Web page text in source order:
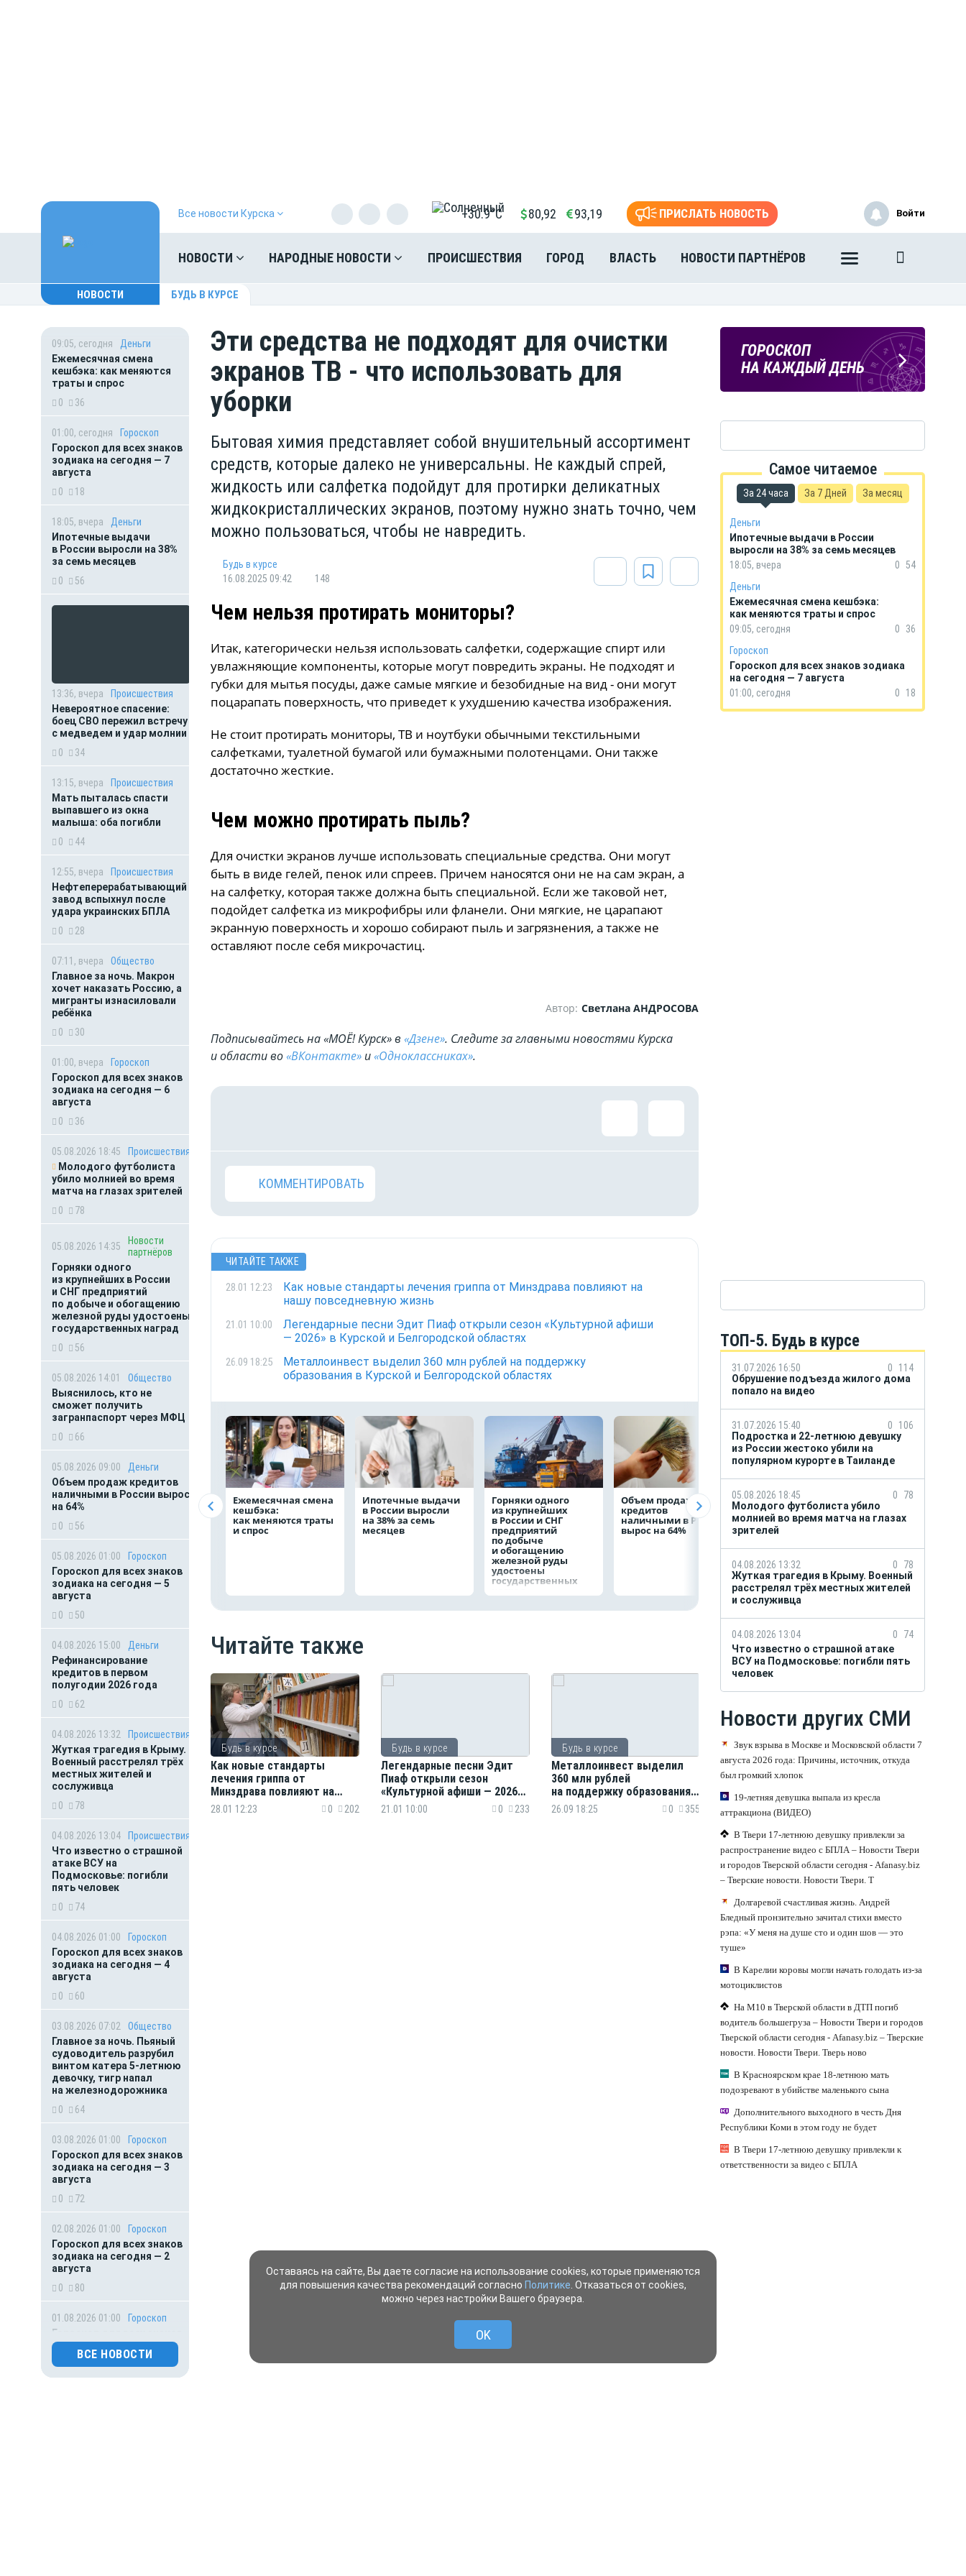
Все новости Курска +30.9°C 80,92 93,19 ПРИСЛАТЬ НОВОСТЬ
НОВОСТИ НАРОДНЫЕ НОВОСТИ ПРОИСШЕСТВИЯ ГОРОД ВЛАСТЬ НОВОСТИ ПАРТНЁРОВ
Войти
НОВОСТИ БУДЬ В КУРСЕ
09:05, сегодня
Деньги
Ежемесячная смена
кешбэка: как меняются
траты и спрос
0
36
01:00, сегодня
Гороскоп
Гороскоп для всех знаков
зодиака на сегодня — 7
августа
0
18
18:05, вчера
Деньги
Ипотечные выдачи
в России выросли на 38%
за семь месяцев
0
56
13:36, вчера
Происшествия
Невероятное спасение:
боец СВО пережил встречу
с медведем и удар молнии
0
34
13:15, вчера
Происшествия
Мать пыталась спасти
выпавшего из окна
малыша: оба погибли
0
44
12:55, вчера
Происшествия
Нефтеперерабатывающий
завод вспыхнул после
удара украинских БПЛА
0
28
07:11, вчера
Общество
Главное за ночь. Макрон
хочет наказать Россию, а
мигранты изнасиловали
ребёнка
0
30
01:00, вчера
Гороскоп
Гороскоп для всех знаков
зодиака на сегодня — 6
августа
0
36
05.08.2026 18:45
Происшествия
Молодого футболиста
убило молнией во время
матча на глазах зрителей
0
78
05.08.2026 14:35
Новости
партнёров
Горняки одного
из крупнейших в России
и СНГ предприятий
по добыче и обогащению
железной руды удостоены
государственных наград
0
56
05.08.2026 14:01
Общество
Выяснилось, кто не
сможет получить
загранпаспорт через МФЦ
0
66
05.08.2026 09:00
Деньги
Объем продаж кредитов
наличными в России вырос
на 64%
0
56
05.08.2026 01:00
Гороскоп
Гороскоп для всех знаков
зодиака на сегодня — 5
августа
0
50
04.08.2026 15:00
Деньги
Рефинансирование
кредитов в первом
полугодии 2026 года
0
62
04.08.2026 13:32
Происшествия
Жуткая трагедия в Крыму.
Военный расстрелял трёх
местных жителей и
сослуживца
0
78
04.08.2026 13:04
Происшествия
Что известно о страшной
атаке ВСУ на
Подмосковье: погибли
пять человек
0
74
04.08.2026 01:00
Гороскоп
Гороскоп для всех знаков
зодиака на сегодня — 4
августа
0
60
03.08.2026 07:02
Общество
Главное за ночь. Пьяный
судоводитель разрубил
винтом катера 5-летнюю
девочку, тигр напал
на железнодорожника
0
64
03.08.2026 01:00
Гороскоп
Гороскоп для всех знаков
зодиака на сегодня — 3
августа
0
72
02.08.2026 01:00
Гороскоп
Гороскоп для всех знаков
зодиака на сегодня — 2
августа
0
80
01.08.2026 01:00
Гороскоп
Гороскоп для всех знаков
зодиака на сегодня — 1
августа
0
94
ВСЕ НОВОСТИ
Эти средства не подходят для очистки
экранов ТВ - что использовать для
уборки
Бытовая химия представляет собой внушительный ассортимент
средств, которые далеко не универсальны. Не каждый спрей,
жидкость или салфетка подойдут для протирки деликатных
жидкокристаллических экранов, поэтому нужно знать точно, чем
можно пользоваться, чтобы не навредить.
Будь в курсе
16.08.2025 09:42
148
Чем нельзя протирать мониторы?
Итак, категорически нельзя использовать салфетки, содержащие спирт или
увлажняющие компоненты, которые могут повредить экраны. Не подходят и
губки для мытья посуды, даже самые мягкие и безобидные на вид - они могут
поцарапать поверхность, что приведет к ухудшению качества изображения.
Не стоит протирать мониторы, ТВ и ноутбуки обычными текстильными
салфетками, туалетной бумагой или бумажными полотенцами. Они также
достаточно жесткие.
Чем можно протирать пыль?
Для очистки экранов лучше использовать специальные средства. Они могут
быть в виде гелей, пенок или спреев. Причем наносятся они не на сам экран, а
на салфетку, которая также должна быть специальной. Если же таковой нет,
подойдет салфетка из микрофибры или фланели. Они мягкие, не царапают
экранную поверхность и хорошо собирают пыль и загрязнения, а также не
оставляют после себя микрочастиц.
Автор: Светлана АНДРОСОВА
Подписывайтесь на «МОЁ! Курск» в «Дзене». Cледите за главными новостями Курска
и области во«ВКонтакте» и«Одноклассниках».
КОММЕНТИРОВАТЬ
ЧИТАЙТЕ ТАКЖЕ
28.01 12:23
Как новые стандарты лечения гриппа от Минздрава повлияют на
нашу повседневную жизнь
21.01 10:00
Легендарные песни Эдит Пиаф открыли сезон «Культурной афиши
— 2026» в Курской и Белгородской областях
26.09 18:25
Металлоинвест выделил 360 млн рублей на поддержку
образования в Курской и Белгородской областях
Ежемесячная смена
кешбэка:
как меняются траты
и спрос
Ипотечные выдачи
в России выросли
на 38% за семь
месяцев
Горняки одного
из крупнейших
в России и СНГ
предприятий
по добыче
и обогащению
железной руды
удостоены
государственных
наград
Объем продаж
кредитов
наличными в России
вырос на 64%
Рефинансирование
кредитов в первом
полугодии 2026 года
ВТБ предоставит
на строительство
Читайте также
Будь в курсе
Как новые стандарты
лечения гриппа от
Минздрава повлияют на
нашу повседневную жизнь
28.01 12:23 0 202
Будь в курсе
Легендарные песни Эдит
Пиаф открыли сезон
«Культурной афиши — 2026»
в Курской и Белгородской
21.01 10:00 0 233
Будь в курсе
Металлоинвест выделил
360 млн рублей
на поддержку образования
в Курской и Белгородской
26.09 18:25 0 355
ПОГОДА
В КУРСКЕ
ГОРОСКОП
НА КАЖДЫЙ ДЕНЬ
Самое читаемое
За 24 часа За 7 Дней За месяц
Деньги
Ипотечные выдачи в России
выросли на 38% за семь месяцев
18:05, вчера
0 54
Деньги
Ежемесячная смена кешбэка:
как меняются траты и спрос
09:05, сегодня
0
36
Гороскоп
Гороскоп для всех знаков зодиака
на сегодня — 7 августа
01:00, сегодня
0 18
ТОП-5. Будь в курсе
31.07.2026 16:50 0
114
Обрушение подъезда жилого дома
попало на видео
31.07.2026 15:40 0
106
Подростка и 22-летнюю девушку
из России жестоко убили на
популярном курорте в Таиланде
05.08.2026 18:45 0
78
Молодого футболиста убило
молнией во время матча на глазах
зрителей
04.08.2026 13:32 0
78
Жуткая трагедия в Крыму. Военный
расстрелял трёх местных жителей
и сослуживца
04.08.2026 13:04 0
74
Что известно о страшной атаке
ВСУ на Подмосковье: погибли пять
человек
Новости других СМИ
Звук взрыва в Москве и Московской области 7
августа 2026 года: Причины, источник, откуда
был громкий хлопок
19-летняя девушка выпала из кресла
аттракциона (ВИДЕО)
В Твери 17-летнюю девушку привлекли за
распространение видео с БПЛА – Новости Твери
и городов Тверской области сегодня - Afanasy.biz
– Тверские новости. Новости Твери. Т
Долгаревой счастливая жизнь. Андрей
Бледный пронзительно зачитал стихи вместо
рэпа: «У меня на душе сто и один шов — это
туше»
В Карелии коровы могли начать голодать из-за
мотоциклистов
На М10 в Тверской области в ДТП погиб
водитель большегруза – Новости Твери и городов
Тверской области сегодня - Afanasy.biz – Тверские
новости. Новости Твери. Тверь ново
В Красноярском крае 18-летнюю мать
подозревают в убийстве маленького сына
Дополнительного выходного в честь Дня
Республики Коми в этом году не будет
В Твери 17-летнюю девушку привлекли к
ответственности за видео с БПЛА
Оставаясь на сайте, Вы даете согласие на использование cookies, которые применяются
для повышения качества рекомендаций согласно Политике . Отказаться от cookies,
можно через настройки Вашего браузера.
OK